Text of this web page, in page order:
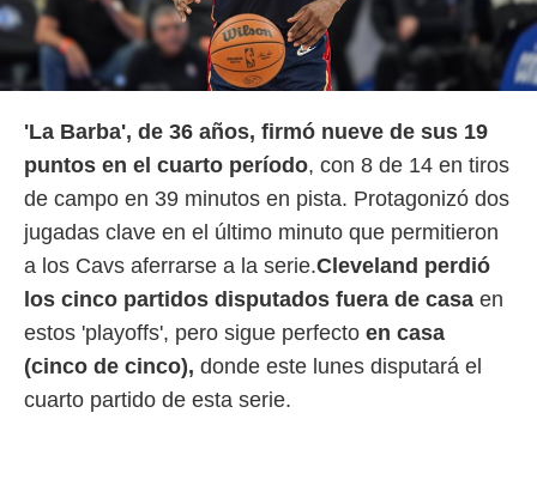
'La Barba', de 36 años, firmó nueve de sus 19
puntos en el cuarto período, con 8 de 14 en tiros
de campo en 39 minutos en pista. Protagonizó dos
jugadas clave en el último minuto que permitieron
a los Cavs aferrarse a la serie.Cleveland perdió
los cinco partidos disputados fuera de casa en
estos 'playoffs', pero sigue perfecto en casa
(cinco de cinco), donde este lunes disputará el
cuarto partido de esta serie.